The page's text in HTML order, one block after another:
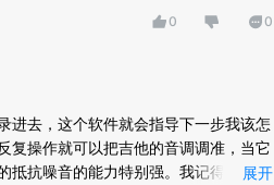
0 0
进去，这个软件就会指导下一步我该怎
复操作就可以把吉他的音调调准，当它
抵抗噪音的能力特别强。我记得有一次
展开